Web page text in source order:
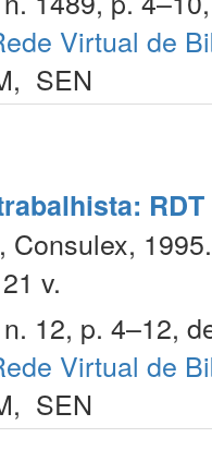
Virtual de
, SEN
RDT
1995.
v.
12, p. 4–12,
Virtual de
, SEN